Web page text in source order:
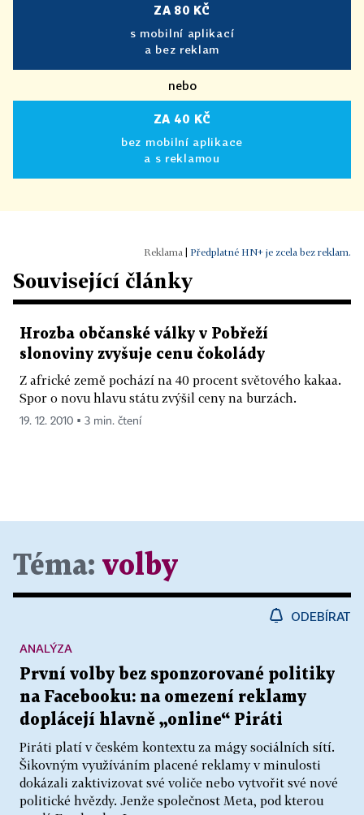
ZA 80 KČ
s mobilní aplikací
a bez reklam
nebo
ZA 40 KČ
bez mobilní aplikace
a s reklamou
Předplatné HN+ je zcela bez reklam.
Související články
Hrozba občanské války v Pobřeží
slonoviny zvyšuje cenu čokolády
Z africké země pochází na 40 procent světového kakaa.
Spor o novu hlavu státu zvýšil ceny na burzách.
19. 12. 2010 ▪ 3 min. čtení
Téma: volby
ODEBÍRAT
První volby bez sponzorované politiky
na Facebooku: na omezení reklamy
doplácejí hlavně „online“ Piráti
Piráti platí v českém kontextu za mágy sociálních sítí.
Šikovným využíváním placené reklamy v minulosti
dokázali zaktivizovat své voliče nebo vytvořit své nové
politické hvězdy. Jenže společnost Meta, pod kterou
ANALÝZA